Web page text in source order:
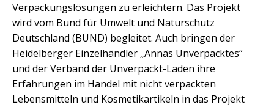
Verpackungslösungen zu erleichtern. Das Projekt
wird vom Bund für Umwelt und Naturschutz
Deutschland (BUND) begleitet. Auch bringen der
Heidelberger Einzelhändler „Annas Unverpacktes“
und der Verband der Unverpackt-Läden ihre
Erfahrungen im Handel mit nicht verpackten
Lebensmitteln und Kosmetikartikeln in das Projekt